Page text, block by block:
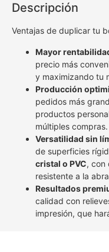
Descripción
Ventajas de duplicar tu
Mayor
precio más
y maximizando tu
Producción
pedidos más
productos
múltiples compras.
Versatilidad sin
de superficies
cristal o PVC, con
resistente a la
Resultados
calidad con
impresión, que